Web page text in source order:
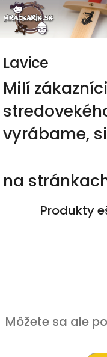
Prejsť
na
obsah
Lavice
Milí
vyrábame,
na
Produkty
Môžete sa ale